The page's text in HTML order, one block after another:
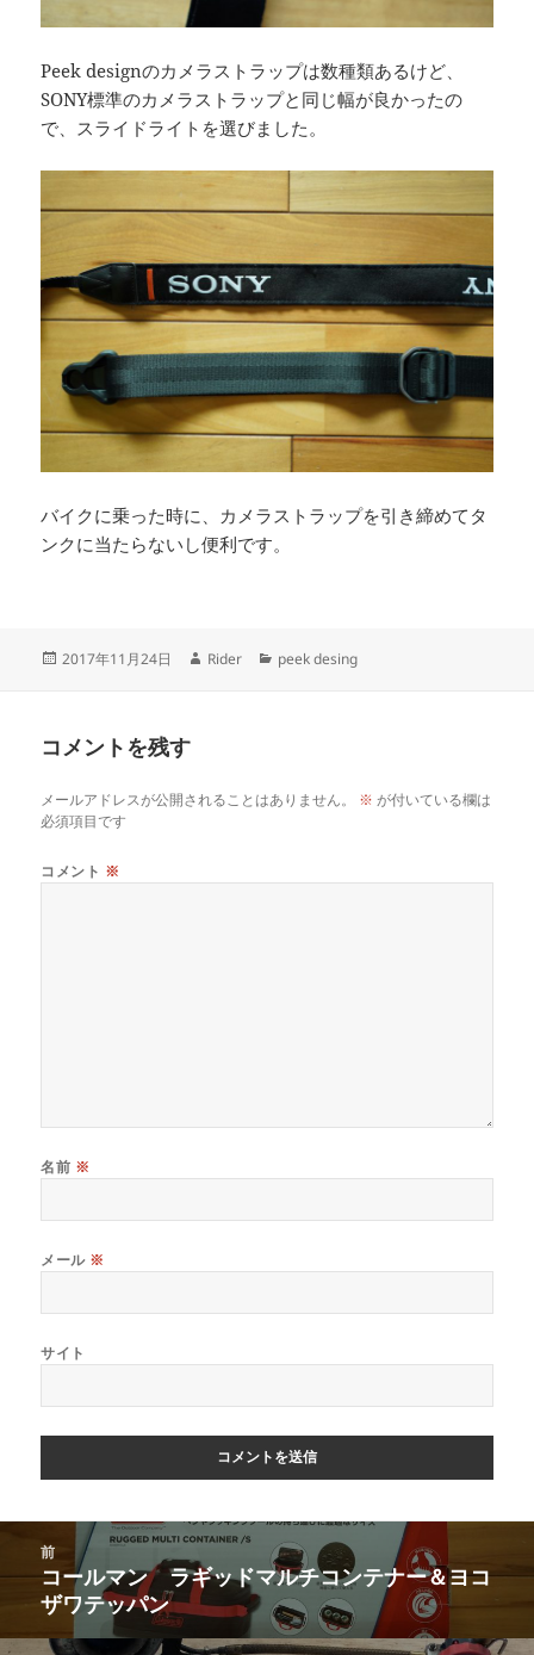
Peek designのカメラストラップは数種類あるけど、
SONY標準のカメラストラップと同じ幅が良かったの
で、スライドライトを選びました。
バイクに乗った時に、カメラストラップを引き締めてタ
ンクに当たらないし便利です。
投
2017年11月24日
作
Rider
カ
peek desing
コメントを残す
メールアドレスが公開されることはありません。 ※ が付いている欄は
必須項目です
コメント ※
名前 ※
メール ※
サイト
ゲ
前
前
の
投
コールマン ラギッドマルチコンテナー＆ヨコ
ザワテッパン